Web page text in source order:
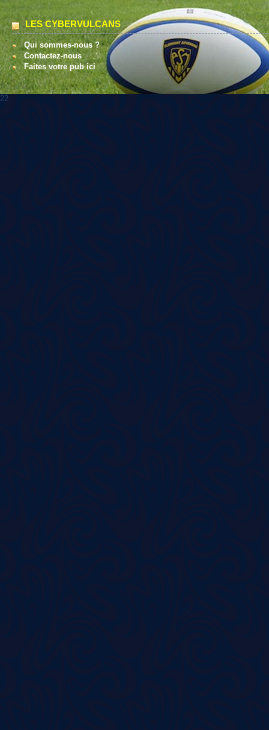
LES CYBERVULCANS
Qui sommes-nous ?
Contactez-nous
Faites votre pub ici
22